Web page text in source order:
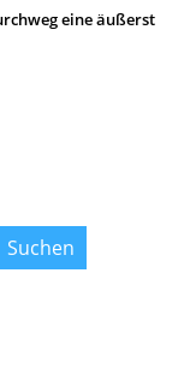
eine äußerst